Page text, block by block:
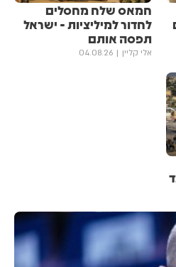
חמאס שלח מחסלים
לחדור למיליציות - ישראל
תפסה אותם
אלי קליין 04.08.26